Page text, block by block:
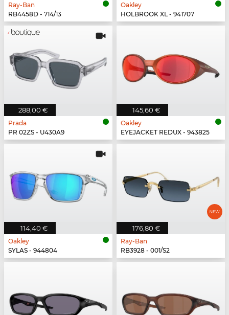
Ray-Ban
RB4458D - 714/13
Oakley
HOLBROOK XL - 941707
288,00 €
Prada
PR 02ZS - U430A9
145,60 €
Oakley
EYEJACKET REDUX - 943825
114,40 €
Oakley
SYLAS - 944804
176,80 €
Ray-Ban
RB3928 - 001/S2